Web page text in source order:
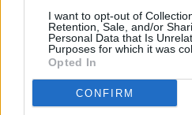
I want to opt-out of
Retention, Sale, and/or
Personal Data that Is
Purposes for which it was
Opted In
CONFIRM
Το άρθρο δεν έχει ακόμα
Βαθμολογήστε αυτό το άρθρο: